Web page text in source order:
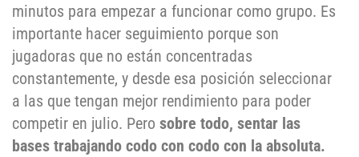
minutos para empezar a funcionar como grupo. Es
importante hacer seguimiento porque son
jugadoras que no están concentradas
constantemente, y desde esa posición seleccionar
a las que tengan mejor rendimiento para poder
competir en julio. Pero sobre todo, sentar las
bases trabajando codo con codo con la absoluta.